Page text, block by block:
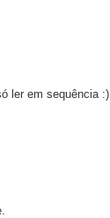
ler em sequência :)